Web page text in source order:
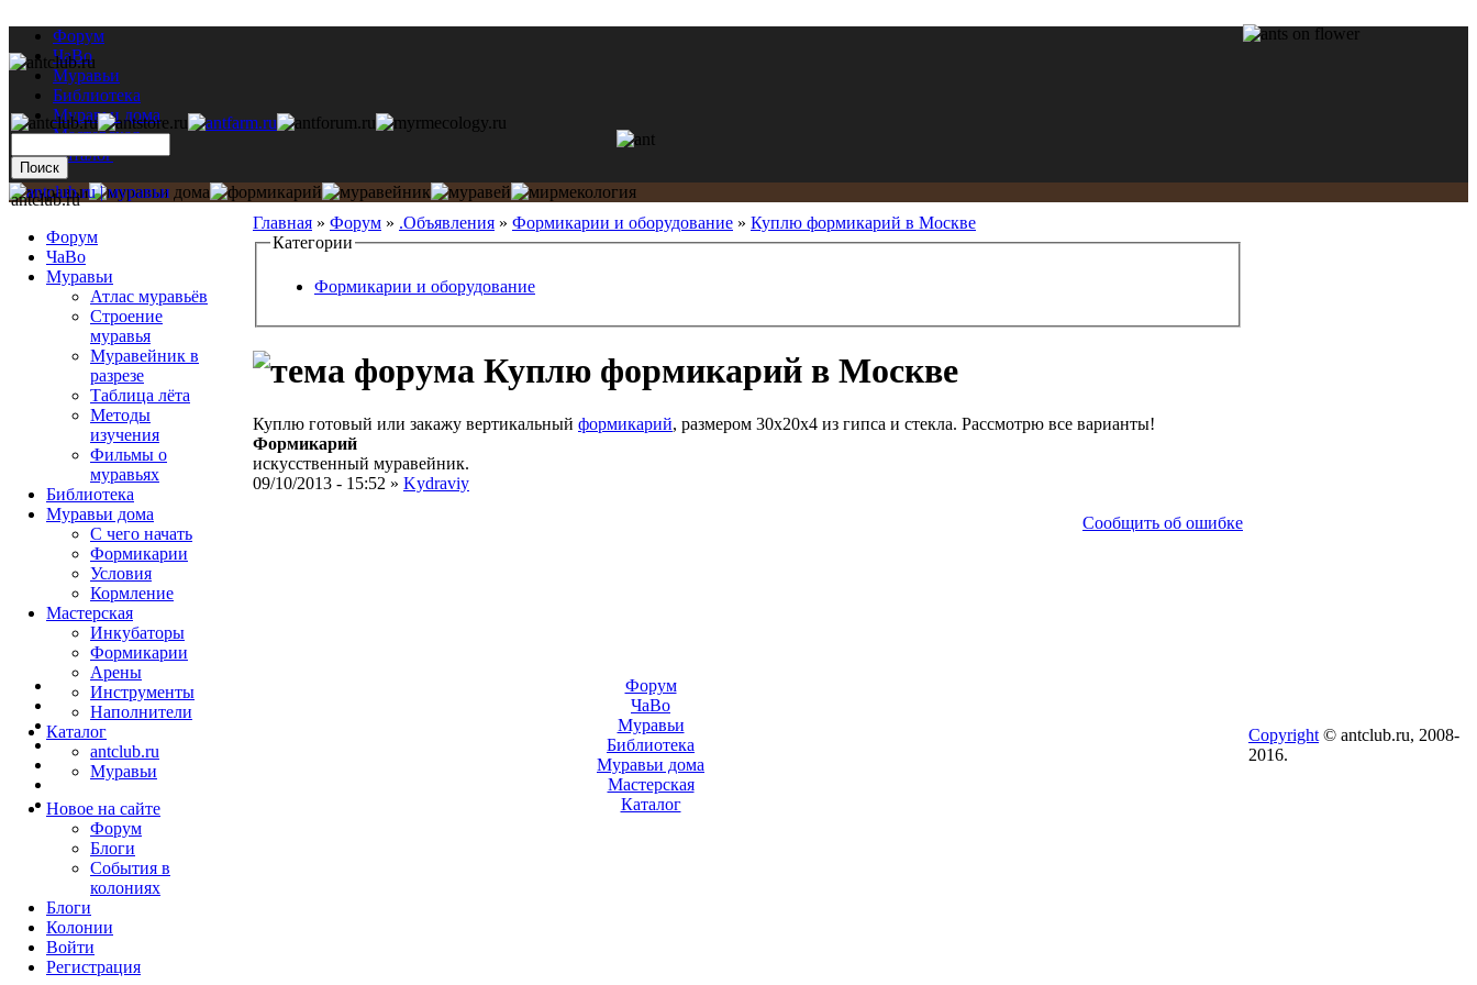
Форум
ЧаВо
Муравьи
Библиотека
Муравьи дома
Мастерская
Каталог
Главная » Форум » .Объявления » Формикарии и оборудование » Куплю формикарий в Москве
Категории
Формикарии и оборудование
Куплю формикарий в Москве
Куплю готовый или закажу вертикальный формикарий, размером 30х20х4 из гипса и стекла. Рассмотрю все варианты!
Формикарий
искусственный муравейник.
09/10/2013 - 15:52 » Kydraviy
Сообщить об ошибке
antclub.ru
Форум
ЧаВо
Муравьи
Атлас муравьёв
Строение
муравья
Муравейник в
разрезе
Таблица лёта
Методы
изучения
Фильмы о
муравьях
Библиотека
Муравьи дома
С чего начать
Формикарии
Условия
Кормление
Мастерская
Инкубаторы
Формикарии
Арены
Инструменты
Наполнители
Каталог
antclub.ru
Муравьи
Новое на сайте
Форум
Блоги
События в
колониях
Блоги
Колонии
Войти
Peгиcтpaция
Форум
ЧаВо
Муравьи
Библиотека
Муравьи дома
Мастерская
Каталог
Copyright © antclub.ru, 2008-
2016.